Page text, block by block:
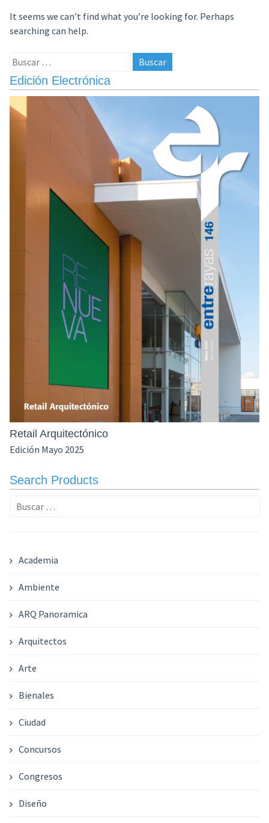
It seems we can’t find what you’re looking for. Perhaps
searching can help.
Buscar:
Edición Electrónica
Retail Arquitectónico
Edición Mayo 2025
Search Products
Buscar:
Academia
Ambiente
ARQ Panoramica
Arquitectos
Arte
Bienales
Ciudad
Concursos
Congresos
Diseño